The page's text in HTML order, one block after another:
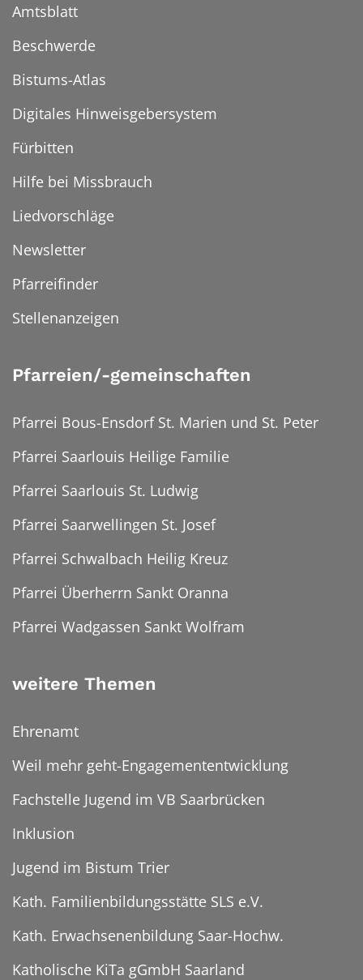
Amtsblatt
Beschwerde
Bistums-Atlas
Digitales Hinweisgebersystem
Fürbitten
Hilfe bei Missbrauch
Liedvorschläge
Newsletter
Pfarreifinder
Stellenanzeigen
Pfarreien/-gemeinschaften
Pfarrei Bous-Ensdorf St. Marien und St. Peter
Pfarrei Saarlouis Heilige Familie
Pfarrei Saarlouis St. Ludwig
Pfarrei Saarwellingen St. Josef
Pfarrei Schwalbach Heilig Kreuz
Pfarrei Überherrn Sankt Oranna
Pfarrei Wadgassen Sankt Wolfram
weitere Themen
Ehrenamt
Weil mehr geht-Engagemententwicklung
Fachstelle Jugend im VB Saarbrücken
Inklusion
Jugend im Bistum Trier
Kath. Familienbildungsstätte SLS e.V.
Kath. Erwachsenenbildung Saar-Hochw.
Katholische KiTa gGmbH Saarland